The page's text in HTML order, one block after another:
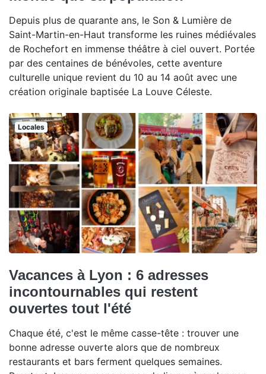
Depuis plus de quarante ans, le Son & Lumière de
Saint-Martin-en-Haut transforme les ruines médiévales
de Rochefort en immense théâtre à ciel ouvert. Portée
par des centaines de bénévoles, cette aventure
culturelle unique revient du 10 au 14 août avec une
création originale baptisée La Louve Céleste.
Locales
Vacances à Lyon : 6 adresses
incontournables qui restent
ouvertes tout l'été
Chaque été, c'est le même casse-tête : trouver une
bonne adresse ouverte alors que de nombreux
restaurants et bars ferment quelques semaines.